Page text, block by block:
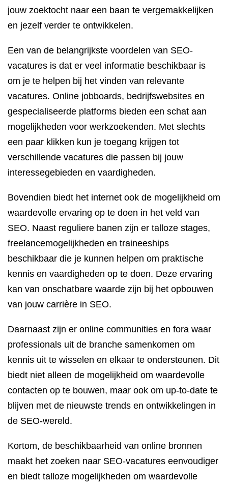
jouw zoektocht naar een baan te vergemakkelijken
en jezelf verder te ontwikkelen.
Een van de belangrijkste voordelen van SEO-
vacatures is dat er veel informatie beschikbaar is
om je te helpen bij het vinden van relevante
vacatures. Online jobboards, bedrijfswebsites en
gespecialiseerde platforms bieden een schat aan
mogelijkheden voor werkzoekenden. Met slechts
een paar klikken kun je toegang krijgen tot
verschillende vacatures die passen bij jouw
interessegebieden en vaardigheden.
Bovendien biedt het internet ook de mogelijkheid om
waardevolle ervaring op te doen in het veld van
SEO. Naast reguliere banen zijn er talloze stages,
freelancemogelijkheden en traineeships
beschikbaar die je kunnen helpen om praktische
kennis en vaardigheden op te doen. Deze ervaring
kan van onschatbare waarde zijn bij het opbouwen
van jouw carrière in SEO.
Daarnaast zijn er online communities en fora waar
professionals uit de branche samenkomen om
kennis uit te wisselen en elkaar te ondersteunen. Dit
biedt niet alleen de mogelijkheid om waardevolle
contacten op te bouwen, maar ook om up-to-date te
blijven met de nieuwste trends en ontwikkelingen in
de SEO-wereld.
Kortom, de beschikbaarheid van online bronnen
maakt het zoeken naar SEO-vacatures eenvoudiger
en biedt talloze mogelijkheden om waardevolle